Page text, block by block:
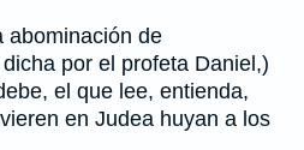
abominación de
por el profeta Daniel,)
el que lee, entienda,
en Judea huyan a los